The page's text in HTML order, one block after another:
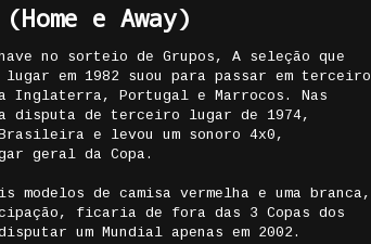
e Away)
no sorteio de Grupos, A seleção que
em 1982 suou para passar em terceiro
Inglaterra, Portugal e Marrocos. Nas
disputa de terceiro lugar de 1974,
e levou um sonoro 4x0,
geral da Copa.
modelos de camisa vermelha e uma branca,
ficaria de fora das 3 Copas dos
um Mundial apenas em 2002.